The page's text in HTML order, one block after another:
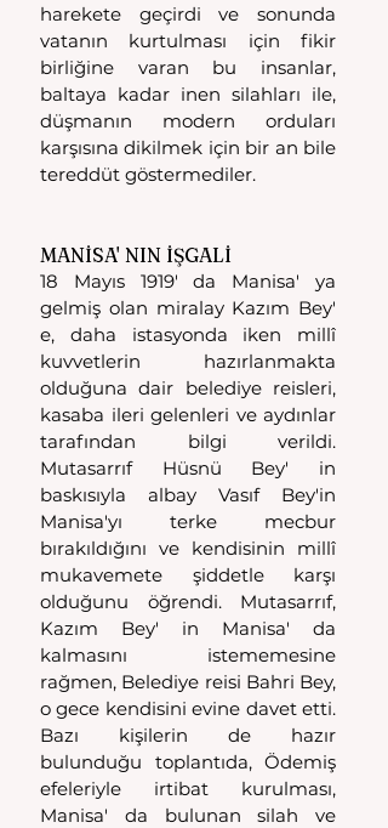
harekete geçirdi ve sonunda
vatanın kurtulması için fikir
birliğine varan bu insanlar,
baltaya kadar inen silahları ile,
düşmanın modern orduları
karşısına dikilmek için bir an bile
tereddüt göstermediler.
MANİSA' NIN İŞGALİ
18 Mayıs 1919' da Manisa' ya
gelmiş olan miralay Kazım Bey'
e, daha istasyonda iken millî
kuvvetlerin hazırlanmakta
olduğuna dair belediye reisleri,
kasaba ileri gelenleri ve aydınlar
tarafından bilgi verildi.
Mutasarrıf Hüsnü Bey' in
baskısıyla albay Vasıf Bey'in
Manisa'yı terke mecbur
bırakıldığını ve kendisinin millî
mukavemete şiddetle karşı
olduğunu öğrendi. Mutasarrıf,
Kazım Bey' in Manisa' da
kalmasını istememesine
rağmen, Belediye reisi Bahri Bey,
o gece kendisini evine davet etti.
Bazı kişilerin de hazır
bulunduğu toplantıda, Ödemiş
efeleriyle  irtibat  kurulması,
Manisa' da bulunan silah ve